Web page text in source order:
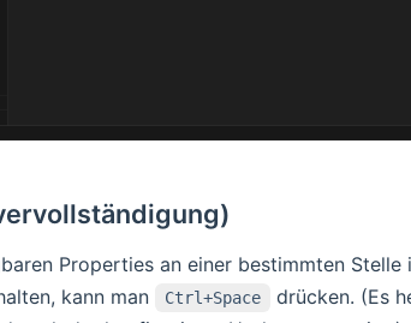
Properties an einer bestimmten Stelle
kann man
Ctrl+Space
drücken. (Es